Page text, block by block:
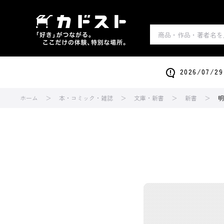
2026/07/29
ホーム 本・コミック・雑誌 文庫・新書 新書